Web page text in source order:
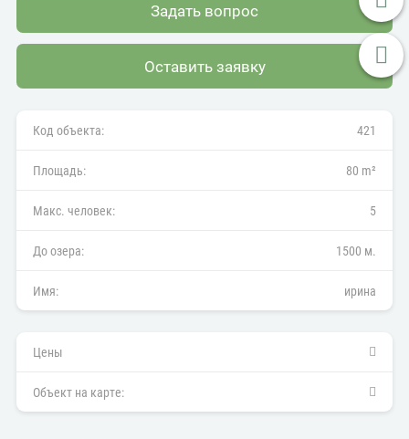
Задать вопрос
Оставить заявку
Код объекта: 421
Площадь: 80 m²
Макс. человек: 5
До озера: 1500 м.
Имя: ирина
Цены
Объект на карте: